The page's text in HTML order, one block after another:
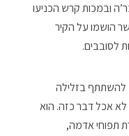
ובמכות קרש הכניעו
הושמו על הקיר
לסובבים.
להשתתף בזלילה
אכל דבר כזה. הוא
תפוחי אדמה,